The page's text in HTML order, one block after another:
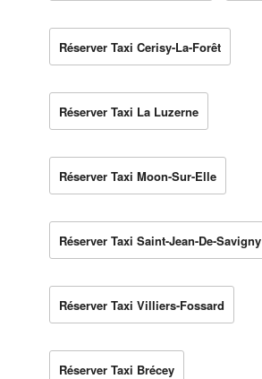
Réserver Taxi Cerisy-La-Forêt
Réserver Taxi La Luzerne
Réserver Taxi Moon-Sur-Elle
Réserver Taxi Saint-Jean-De-Savigny
Réserver Taxi Villiers-Fossard
Réserver Taxi Brécey